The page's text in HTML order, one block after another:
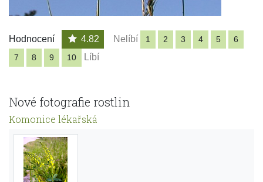
Hodnocení 4.82 Nelíbí 1 2 3 4 5
6
7
8 9 10 Líbí
Nové fotografie rostlin
Komonice lékařská